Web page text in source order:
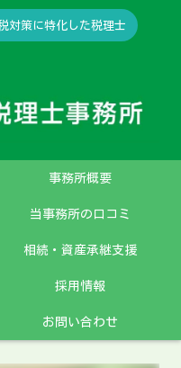
対策に特化した税理士
事務所概要
当事務所の口コミ
相続・資産承継支援
採用情報
お問い合わせ